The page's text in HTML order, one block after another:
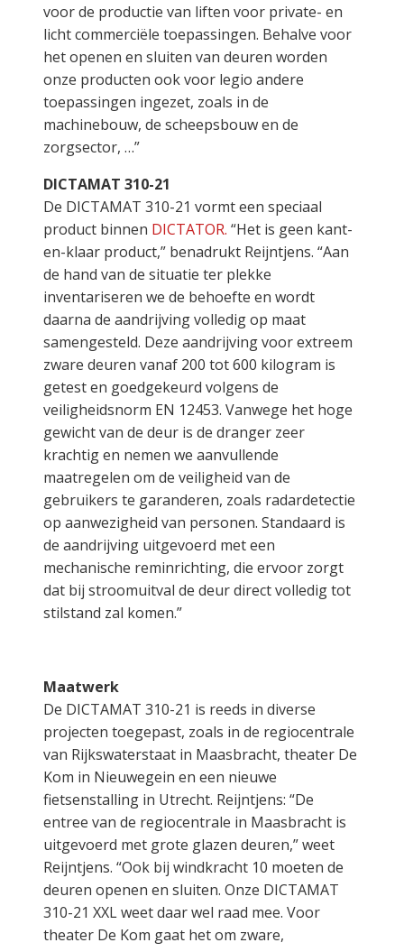
voor de productie van liften voor private- en
licht commerciële toepassingen. Behalve voor
het openen en sluiten van deuren worden
onze producten ook voor legio andere
toepassingen ingezet, zoals in de
machinebouw, de scheepsbouw en de
zorgsector, …”
DICTAMAT 310-21
De DICTAMAT 310-21 vormt een speciaal
product binnen DICTATOR. “Het is geen kant-
en-klaar product,” benadrukt Reijntjens. “Aan
de hand van de situatie ter plekke
inventariseren we de behoefte en wordt
daarna de aandrijving volledig op maat
samengesteld. Deze aandrijving voor extreem
zware deuren vanaf 200 tot 600 kilogram is
getest en goedgekeurd volgens de
veiligheidsnorm EN 12453. Vanwege het hoge
gewicht van de deur is de dranger zeer
krachtig en nemen we aanvullende
maatregelen om de veiligheid van de
gebruikers te garanderen, zoals radardetectie
op aanwezigheid van personen. Standaard is
de aandrijving uitgevoerd met een
mechanische reminrichting, die ervoor zorgt
dat bij stroomuitval de deur direct volledig tot
stilstand zal komen.”
Maatwerk
De DICTAMAT 310-21 is reeds in diverse
projecten toegepast, zoals in de regiocentrale
van Rijkswaterstaat in Maasbracht, theater De
Kom in Nieuwegein en een nieuwe
fietsenstalling in Utrecht. Reijntjens: “De
entree van de regiocentrale in Maasbracht is
uitgevoerd met grote glazen deuren,” weet
Reijntjens. “Ook bij windkracht 10 moeten de
deuren openen en sluiten. Onze DICTAMAT
310-21 XXL weet daar wel raad mee. Voor
theater De Kom gaat het om zware,